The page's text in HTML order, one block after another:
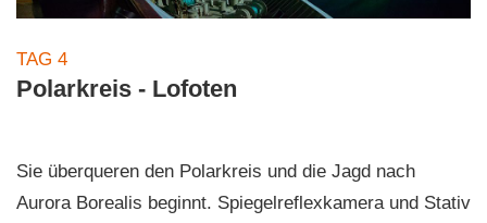
TAG 4
Polarkreis - Lofoten
Sie überqueren den Polarkreis und die Jagd nach
Aurora Borealis beginnt. Spiegelreflexkamera und Stativ